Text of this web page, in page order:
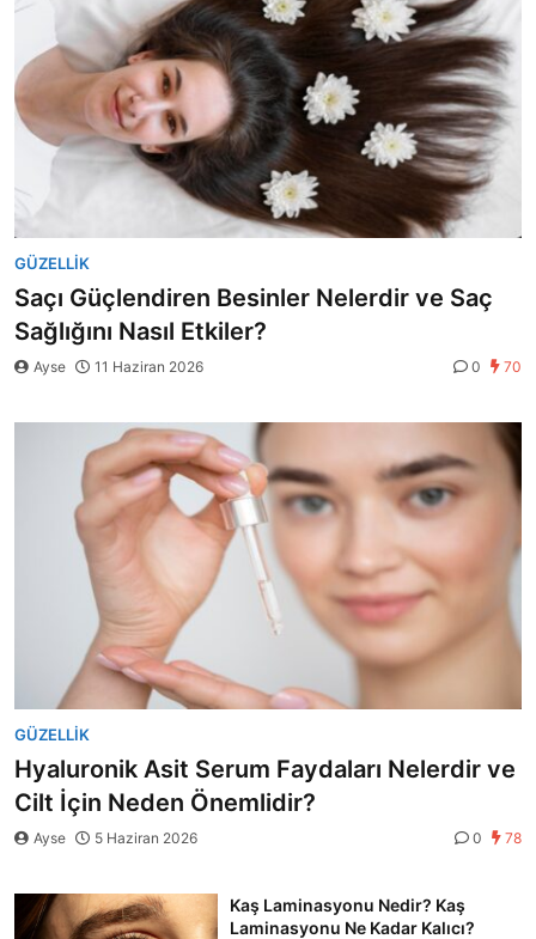
GÜZELLIK
Saçı Güçlendiren Besinler Nelerdir ve Saç
Sağlığını Nasıl Etkiler?
Ayse 11 Haziran 2026 0 70
GÜZELLIK
Hyaluronik Asit Serum Faydaları Nelerdir ve
Cilt İçin Neden Önemlidir?
Ayse 5 Haziran 2026 0 78
Kaş Laminasyonu Nedir? Kaş
Laminasyonu Ne Kadar Kalıcı?